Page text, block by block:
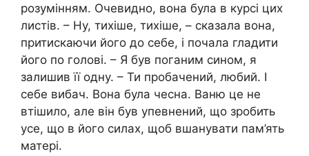
розумінням. Очевидно, вона була в курсі цих
листів. – Ну, тихіше, тихіше, – сказала вона,
притискаючи його до себе, і почала гладити
його по голові. – Я був поганим сином, я
залишив її одну. – Ти пробачений, любий. І
себе вибач. Вона була чесна. Ваню це не
втішило, але він був упевнений, що зробить
усе, що в його силах, щоб вшанувати пам’ять
матері.